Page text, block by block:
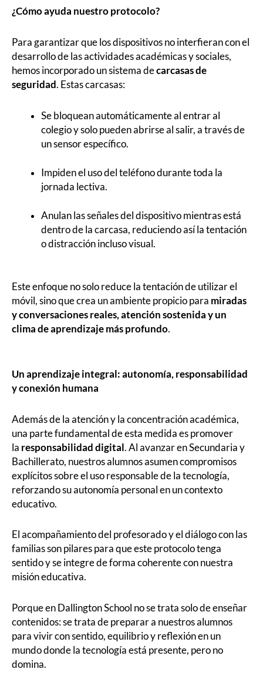
¿Cómo ayuda nuestro protocolo?
Para garantizar que los dispositivos no interfieran con el
desarrollo de las actividades académicas y sociales,
hemos incorporado un sistema decarcasas de
seguridad. Estas carcasas:
Se bloquean automáticamente al entrar al
colegio y solo pueden abrirse al salir, a través de
un sensor específico.
Impiden el uso del teléfono durante toda la
jornada lectiva.
Anulan las señales del dispositivo mientras está
dentro de la carcasa, reduciendo así la tentación
o distracción incluso visual.
Este enfoque no solo reduce la tentación de utilizar el
móvil, sino que crea un ambiente propicio para miradas
y conversaciones reales, atención sostenida y un
clima de aprendizaje más profundo.
Un aprendizaje integral: autonomía, responsabilidad
y conexión humana
Además de la atención y la concentración académica,
una parte fundamental de esta medida es promover
la responsabilidad digital. Al avanzar en Secundaria y
Bachillerato, nuestros alumnos asumen compromisos
explícitos sobre el uso responsable de la tecnología,
reforzando su autonomía personal en un contexto
educativo.
El acompañamiento del profesorado y el diálogo con las
familias son pilares para que este protocolo tenga
sentido y se integre de forma coherente con nuestra
misión educativa.
Porque en Dallington School no se trata solo de enseñar
contenidos: se trata de preparar a nuestros alumnos
para vivir con sentido, equilibrio y reflexión en un
mundo donde la tecnología está presente, pero no
domina.